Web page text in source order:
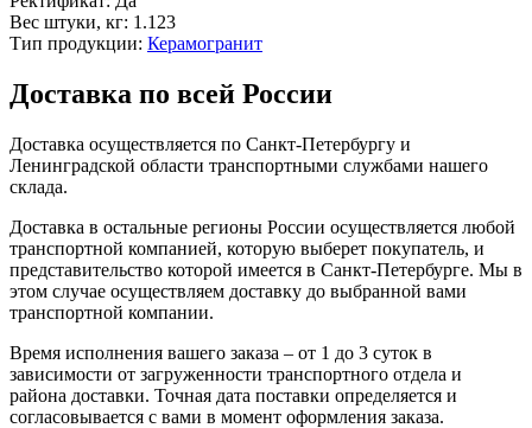
Вес штуки, кг: 1.123
Тип продукции: Керамогранит
Доставка по всей России
Доставка осуществляется по Санкт-Петербургу и
Ленинградской области транспортными службами нашего
склада.
Доставка в остальные регионы России осуществляется любой
транспортной компанией, которую выберет покупатель, и
представительство которой имеется в Санкт-Петербурге. Мы в
этом случае осуществляем доставку до выбранной вами
транспортной компании.
Время исполнения вашего заказа – от 1 до 3 суток в
зависимости от загруженности транспортного отдела и
района доставки. Точная дата поставки определяется и
согласовывается с вами в момент оформления заказа.